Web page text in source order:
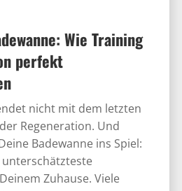
Wie Training
perfekt
nicht mit dem letzten
Regeneration. Und
Badewanne ins Spiel:
unterschätzteste
Zuhause. Viele